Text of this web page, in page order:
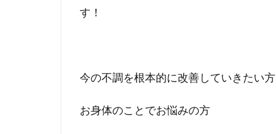
す！
今の不調を根本的に改善していきたい方
お身体のことでお悩みの方